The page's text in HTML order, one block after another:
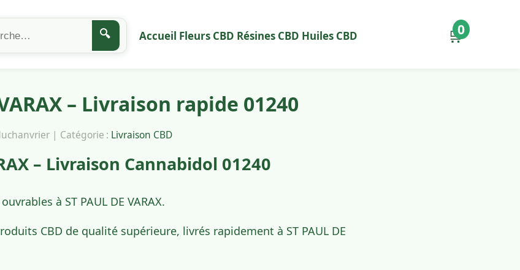
🔍 Accueil Fleurs CBD Résines CBD Huiles CBD 🛒
0
– Livraison rapide 01240
| Catégorie : Livraison CBD
– Livraison Cannabidol 01240
à ST PAUL DE VARAX.
CBD de qualité supérieure, livrés rapidement à ST PAUL DE